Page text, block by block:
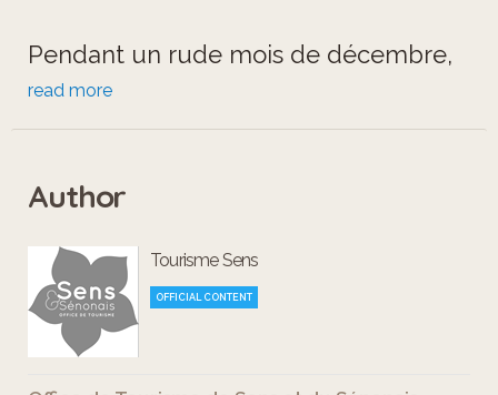
Pendant un rude mois de décembre,
Léo, un jeune marin, dans une
chaloupe revenait de pêche. Voulant
que quelque chose n’allait pas…
avait disparu ! Comment allait-il
rentrer chez lui sans cet objet ? »
read more
Author
Tourisme Sens
OFFICIAL CONTENT